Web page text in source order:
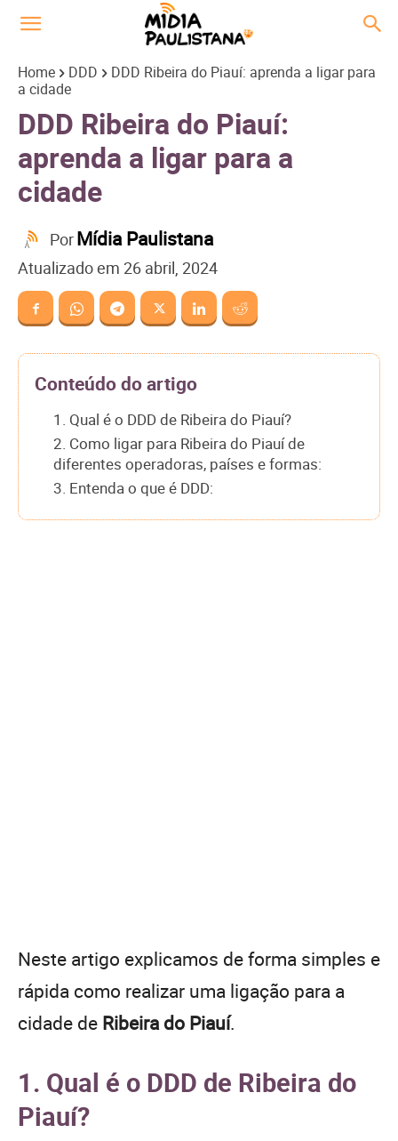
Home DDD
DDD Ribeira do Piauí: aprenda a ligar para
a cidade
DDD Ribeira do Piauí:
aprenda a ligar para a
cidade
PorMídia Paulistana
Atualizado em 26 abril, 2024
Conteúdo do artigo
1. Qual é o DDD de Ribeira do Piauí?
2. Como ligar para Ribeira do Piauí de
diferentes operadoras, países e formas:
3. Entenda o que é DDD:
Neste artigo explicamos de forma simples e
rápida como realizar uma ligação para a
cidade de Ribeira do Piauí.
1. Qual é o DDD de Ribeira do
Piauí?